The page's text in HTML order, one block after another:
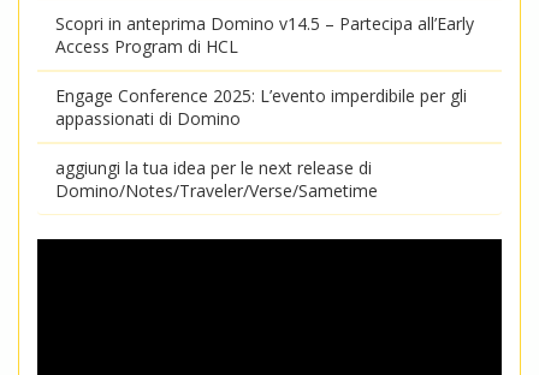
Scopri in anteprima Domino v14.5 – Partecipa all’Early
Access Program di HCL
Engage Conference 2025: L’evento imperdibile per gli
appassionati di Domino
aggiungi la tua idea per le next release di
Domino/Notes/Traveler/Verse/Sametime